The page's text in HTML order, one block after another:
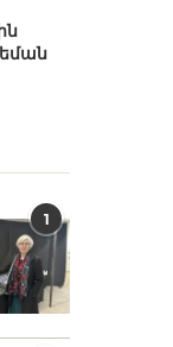
1